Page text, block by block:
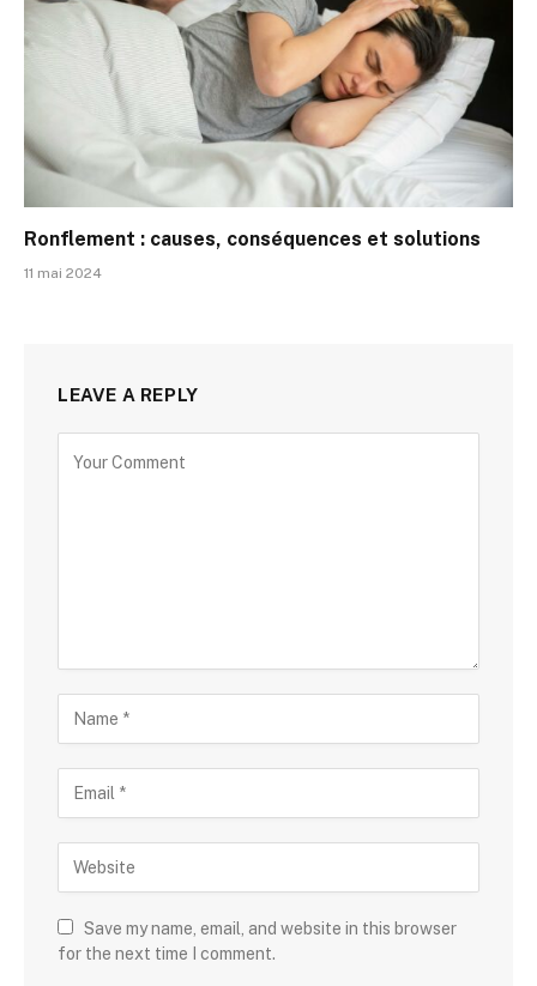
Ronflement : causes, conséquences et solutions
11 mai 2024
LEAVE A REPLY
Save my name, email, and website in this browser
for the next time I comment.